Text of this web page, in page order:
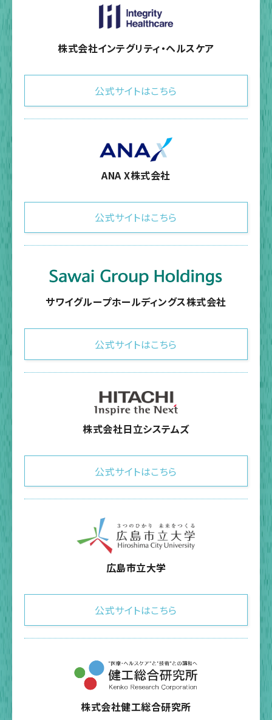
株式会社インテグリティ・ヘルスケア
公式サイトはこちら
ANA X株式会社
公式サイトはこちら
サワイグループホールディングス株式会社
公式サイトはこちら
株式会社日立システムズ
公式サイトはこちら
広島市立大学
公式サイトはこちら
株式会社健工総合研究所